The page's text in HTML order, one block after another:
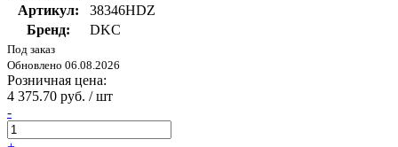
Артикул:
38346HDZ
Бренд:
DKC
Под заказ
Обновлено 06.08.2026
Розничная цена:
4 375.70 руб. / шт
-